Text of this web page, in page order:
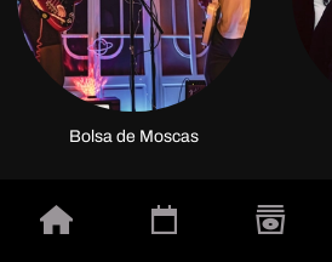
Bolsa de Moscas